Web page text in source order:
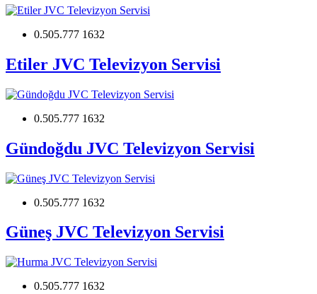
0.505.777 1632
Etiler JVC Televizyon Servisi
0.505.777 1632
Gündoğdu JVC Televizyon Servisi
0.505.777 1632
Güneş JVC Televizyon Servisi
0.505.777 1632